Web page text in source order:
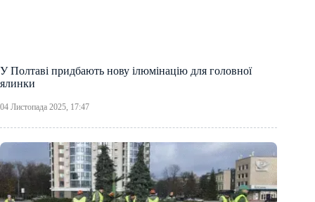
У Полтаві придбають нову ілюмінацію для головної
ялинки
04 Листопада 2025, 17:47